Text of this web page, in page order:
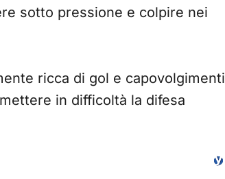
sotto pressione e colpire nei
ricca di gol e capovolgimenti
in difficoltà la difesa